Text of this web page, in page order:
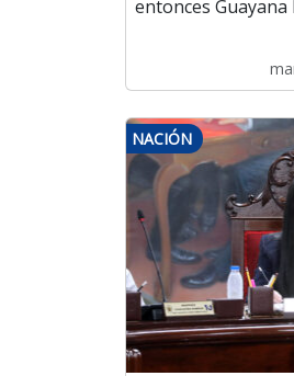
entonces Guayana
NACIÓN